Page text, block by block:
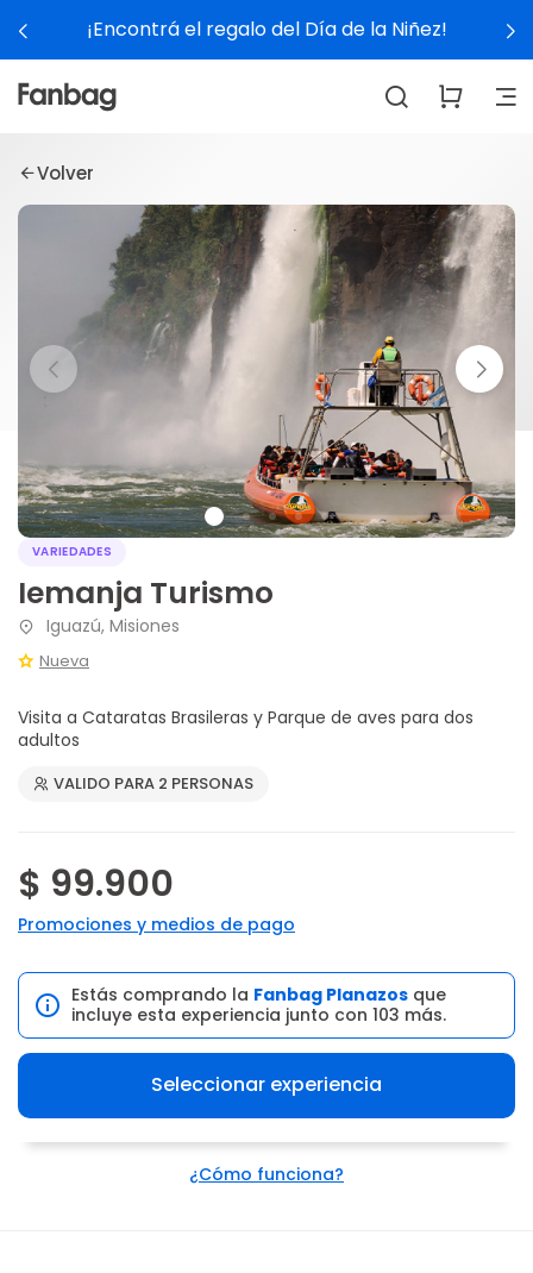
¡Encontrá el regalo del Día de la Niñez!
Volver
VARIEDADES
Iemanja Turismo
Iguazú, Misiones
Nueva
Visita a Cataratas Brasileras y Parque de aves para dos
adultos
VALIDO PARA 2 PERSONAS
$ 99.900
Promociones y medios de pago
Estás comprando la Fanbag Planazos que
incluye esta experiencia junto con 103 más.
Seleccionar experiencia
¿Cómo funciona?